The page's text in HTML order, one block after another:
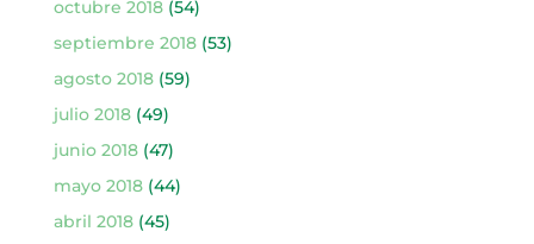
octubre 2018(54)
septiembre 2018(53)
agosto 2018(59)
julio 2018(49)
junio 2018(47)
mayo 2018(44)
abril 2018(45)